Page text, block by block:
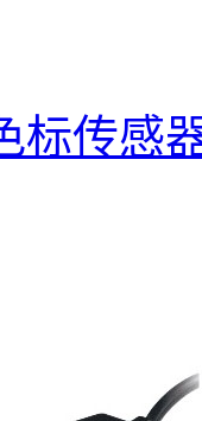
标传感